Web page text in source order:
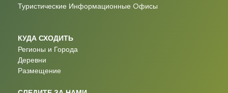
Туристические Информационные Oфисы
КУДА СХОДИТЬ
Регионы и Города
Деревни
Размещение